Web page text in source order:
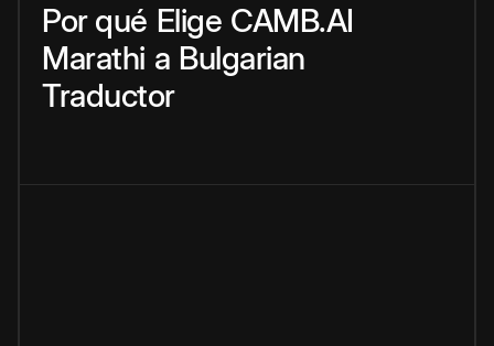
Por qué Elige CAMB.AI
Marathi a Bulgarian
Traductor